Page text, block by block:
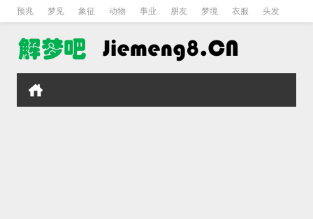
预兆 梦见 象征 动物 事业 朋友 梦境 衣服 头发